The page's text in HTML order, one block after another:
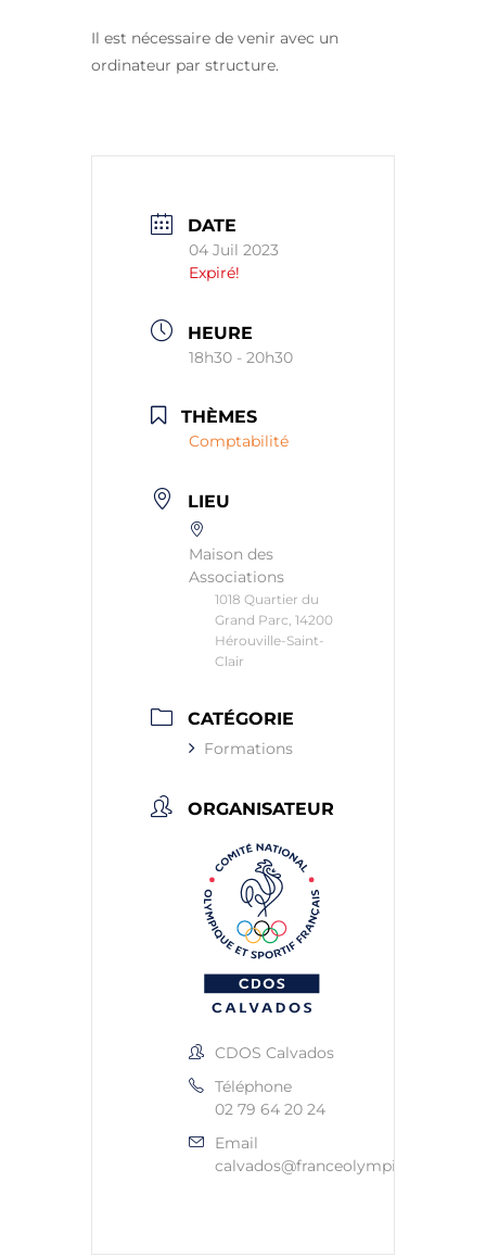
Il est nécessaire de venir avec un
ordinateur par structure.
DATE
04 Juil 2023
Expiré!
HEURE
18h30 - 20h30
THÈMES
Comptabilité
LIEU
Maison des
Associations
1018 Quartier du
Grand Parc, 14200
Hérouville-Saint-
Clair
CATÉGORIE
Formations
ORGANISATEUR
CDOS Calvados
Téléphone
02 79 64 20 24
Email
calvados@franceolympique.com